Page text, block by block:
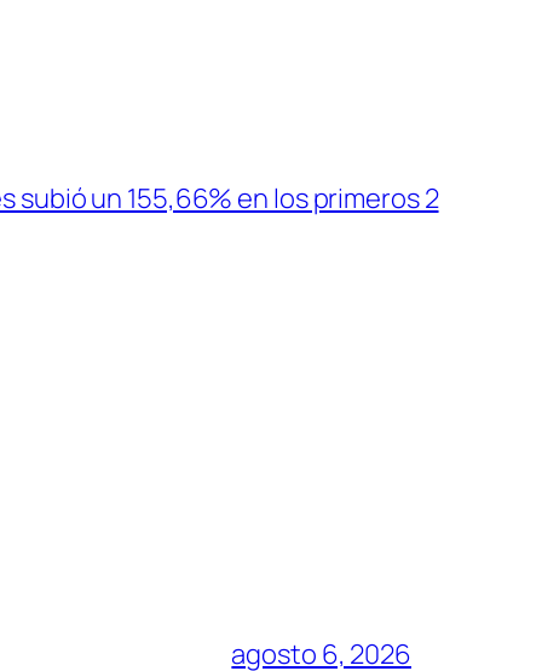
subió un 155,66% en los primeros 2
agosto 6, 2026